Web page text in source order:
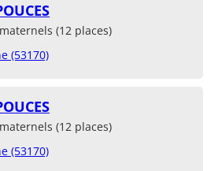
(12 places)
(53170)
(12 places)
(53170)